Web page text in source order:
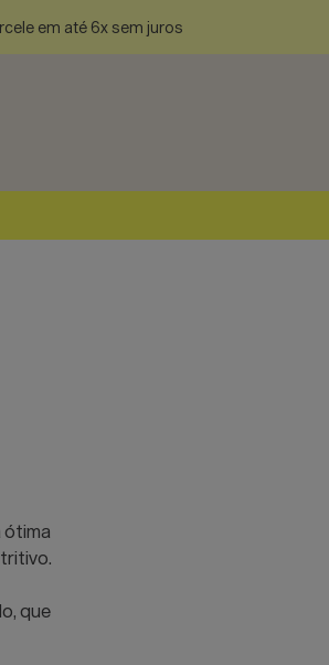
em até 6x sem juros
ótima
que